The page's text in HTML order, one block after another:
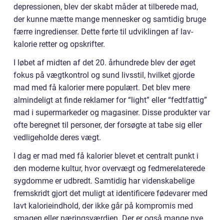
depressionen, blev der skabt måder at tilberede mad,
der kunne mætte mange mennesker og samtidig bruge
færre ingredienser. Dette førte til udviklingen af lav-
kalorie retter og opskrifter.
I løbet af midten af det 20. århundrede blev der øget
fokus på vægtkontrol og sund livsstil, hvilket gjorde
mad med få kalorier mere populært. Det blev mere
almindeligt at finde reklamer for “light” eller “fedtfattig”
mad i supermarkeder og magasiner. Disse produkter var
ofte beregnet til personer, der forsøgte at tabe sig eller
vedligeholde deres vægt.
I dag er mad med få kalorier blevet et centralt punkt i
den moderne kultur, hvor overvægt og fedmerelaterede
sygdomme er udbredt. Samtidig har videnskabelige
fremskridt gjort det muligt at identificere fødevarer med
lavt kalorieindhold, der ikke går på kompromis med